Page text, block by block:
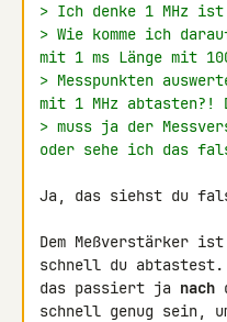
> Ich denke 1 MHz
> Wie komme ich
mit 1 ms Länge mit
> Messpunkten
mit 1 MHz abtasten?!
> muss ja der
oder sehe ich das
Ja, das siehst du
Dem Meßverstärker
schnell du abtastest.
das passiert ja nach
schnell genug sein,